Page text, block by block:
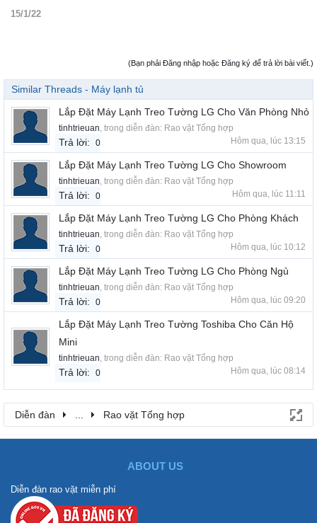
15/1/22
(Bạn phải Đăng nhập hoặc Đăng ký để trả lời bài viết.)
Similar Threads - Máy lạnh tủ
Lắp Đặt Máy Lạnh Treo Tường LG Cho Văn Phòng Nhỏ
tinhtrieuan, trong diễn đàn: Rao vặt Tổng hợp
Trả lời: 0 Hôm qua, lúc 13:15
Lắp Đặt Máy Lạnh Treo Tường LG Cho Showroom
tinhtrieuan, trong diễn đàn: Rao vặt Tổng hợp
Trả lời: 0 Hôm qua, lúc 11:11
Lắp Đặt Máy Lạnh Treo Tường LG Cho Phòng Khách
tinhtrieuan, trong diễn đàn: Rao vặt Tổng hợp
Trả lời: 0 Hôm qua, lúc 10:12
Lắp Đặt Máy Lạnh Treo Tường LG Cho Phòng Ngủ
tinhtrieuan, trong diễn đàn: Rao vặt Tổng hợp
Trả lời: 0 Hôm qua, lúc 09:20
Lắp Đặt Máy Lạnh Treo Tường Toshiba Cho Căn Hộ
Mini
tinhtrieuan, trong diễn đàn: Rao vặt Tổng hợp
Trả lời: 0 Hôm qua, lúc 08:14
Diễn đàn ... Rao vặt Tổng hợp
ABOUT US
Diễn đàn rao vặt miễn phí